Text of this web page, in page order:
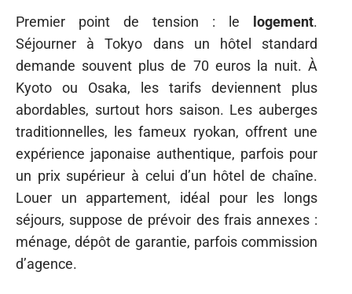
Premier point de tension : le logement.
Séjourner à Tokyo dans un hôtel standard
demande souvent plus de 70 euros la nuit. À
Kyoto ou Osaka, les tarifs deviennent plus
abordables, surtout hors saison. Les auberges
traditionnelles, les fameux ryokan, offrent une
expérience japonaise authentique, parfois pour
un prix supérieur à celui d’un hôtel de chaîne.
Louer un appartement, idéal pour les longs
séjours, suppose de prévoir des frais annexes :
ménage, dépôt de garantie, parfois commission
d’agence.